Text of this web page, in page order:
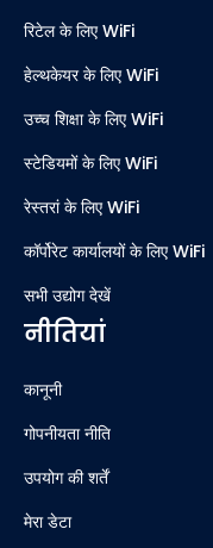
रिटेल के लिए WiFi
हेल्थकेयर के लिए WiFi
उच्च शिक्षा के लिए WiFi
स्टेडियमों के लिए WiFi
रेस्तरां के लिए WiFi
कॉर्पोरेट कार्यालयों के लिए WiFi
सभी उद्योग देखें
नीतियां
कानूनी
गोपनीयता नीति
उपयोग की शर्तें
मेरा डेटा